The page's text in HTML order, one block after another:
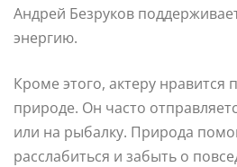
Андрей Безруков
энергию.
Кроме этого, актеру нравится
природе. Он часто
или на рыбалку. Природа
расслабиться и забыть о